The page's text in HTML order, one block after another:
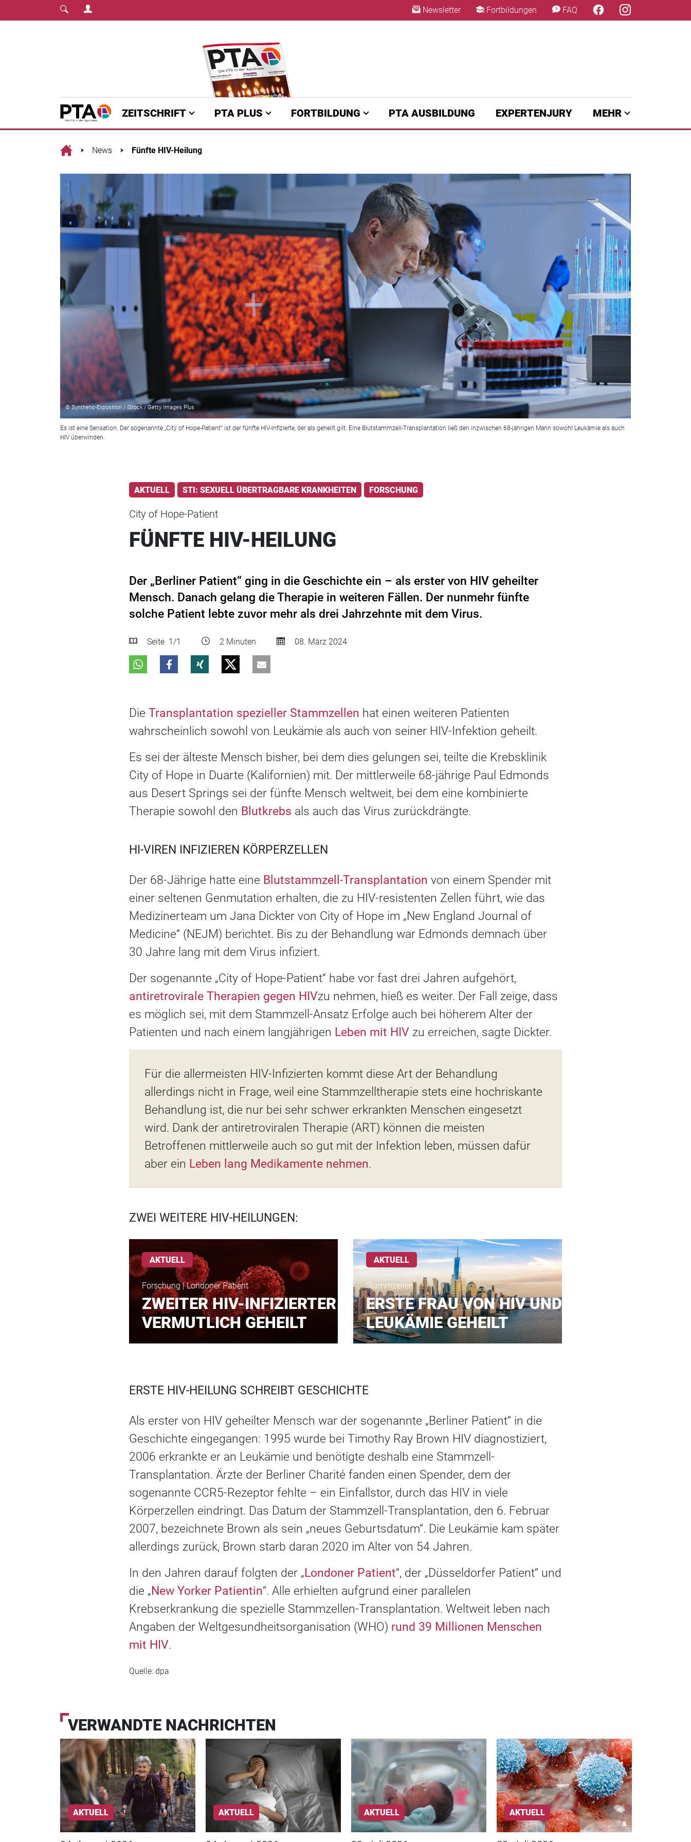
Login Menu Newsletter Fortbildungen FAQ
Home
ZEITSCHRIFT PTA PLUS FORTBILDUNG PTA AUSBILDUNG EXPERTENJURY MEHR
HomeNews Fünfte HIV-Heilung
© Synthetic-Exposition / iStock / Getty Images Plus
Es ist eine Sensation. Der sogenannte „City of Hope-Patient“ ist der fünfte HIV-Infizierte, der als geheilt gilt. Eine Blutstammzell-Transplantation ließ den inzwischen 68-jährigen Mann sowohl Leukämie als auch
HIV überwinden.
AKTUELL STI: SEXUELL ÜBERTRAGBARE KRANKHEITEN FORSCHUNG
City of Hope-Patient
FÜNFTE HIV-HEILUNG
Der „Berliner Patient“ ging in die Geschichte ein – als erster von HIV geheilter
Mensch. Danach gelang die Therapie in weiteren Fällen. Der nunmehr fünfte
solche Patient lebte zuvor mehr als drei Jahrzehnte mit dem Virus.
Seite 1 /1 2 Minuten 08. März 2024
Die Transplantation spezieller Stammzellen hat einen weiteren Patienten
wahrscheinlich sowohl von Leukämie als auch von seiner HIV-Infektion geheilt.
Es sei der älteste Mensch bisher, bei dem dies gelungen sei, teilte die Krebsklinik
City of Hope in Duarte (Kalifornien) mit. Der mittlerweile 68-jährige Paul Edmonds
aus Desert Springs sei der fünfte Mensch weltweit, bei dem eine kombinierte
Therapie sowohl den Blutkrebs als auch das Virus zurückdrängte.
HI-VIREN INFIZIEREN KÖRPERZELLEN
Der 68-Jährige hatte eine Blutstammzell-Transplantation von einem Spender mit
einer seltenen Genmutation erhalten, die zu HIV-resistenten Zellen führt, wie das
Medizinerteam um Jana Dickter von City of Hope im „New England Journal of
Medicine“ (NEJM) berichtet. Bis zu der Behandlung war Edmonds demnach über
30 Jahre lang mit dem Virus infiziert.
Der sogenannte „City of Hope-Patient“ habe vor fast drei Jahren aufgehört,
antiretrovirale Therapien gegen HIVzu nehmen, hieß es weiter. Der Fall zeige, dass
es möglich sei, mit dem Stammzell-Ansatz Erfolge auch bei höherem Alter der
Patienten und nach einem langjährigen Leben mit HIV zu erreichen, sagte Dickter.
Für die allermeisten HIV-Infizierten kommt diese Art der Behandlung
allerdings nicht in Frage, weil eine Stammzelltherapie stets eine hochriskante
Behandlung ist, die nur bei sehr schwer erkrankten Menschen eingesetzt
wird. Dank der antiretroviralen Therapie (ART) können die meisten
Betroffenen mittlerweile auch so gut mit der Infektion leben, müssen dafür
aber ein Leben lang Medikamente nehmen.
ZWEI WEITERE HIV-HEILUNGEN:
AKTUELL
Forschung | Londoner Patient
ZWEITER HIV-INFIZIERTER
VERMUTLICH GEHEILT
AKTUELL
Stammzellen
ERSTE FRAU VON HIV UND
LEUKÄMIE GEHEILT
ERSTE HIV-HEILUNG SCHREIBT GESCHICHTE
Als erster von HIV geheilter Mensch war der sogenannte „Berliner Patient“ in die
Geschichte eingegangen: 1995 wurde bei Timothy Ray Brown HIV diagnostiziert,
2006 erkrankte er an Leukämie und benötigte deshalb eine Stammzell-
Transplantation. Ärzte der Berliner Charité fanden einen Spender, dem der
sogenannte CCR5-Rezeptor fehlte – ein Einfallstor, durch das HIV in viele
Körperzellen eindringt. Das Datum der Stammzell-Transplantation, den 6. Februar
2007, bezeichnete Brown als sein „neues Geburtsdatum“. Die Leukämie kam später
allerdings zurück, Brown starb daran 2020 im Alter von 54 Jahren.
In den Jahren darauf folgten der „Londoner Patient“, der „Düsseldorfer Patient“ und
die „New Yorker Patientin“. Alle erhielten aufgrund einer parallelen
Krebserkrankung die spezielle Stammzellen-Transplantation. Weltweit leben nach
Angaben der Weltgesundheitsorganisation (WHO) rund 39 Millionen Menschen
mit HIV.
Quelle: dpa
VERWANDTE NACHRICHTEN
AKTUELL AKTUELL AKTUELL AKTUELL
×